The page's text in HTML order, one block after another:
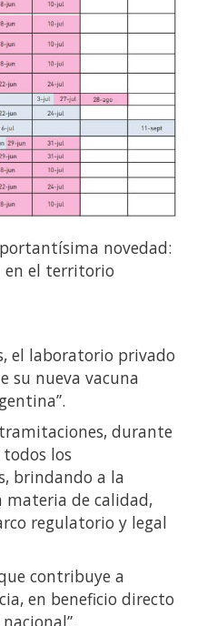
novedad:
en el territorio
el laboratorio privado
su nueva vacuna
durante
los
brindando a la
materia de calidad,
regulatorio y legal
contribuye a
en beneficio directo